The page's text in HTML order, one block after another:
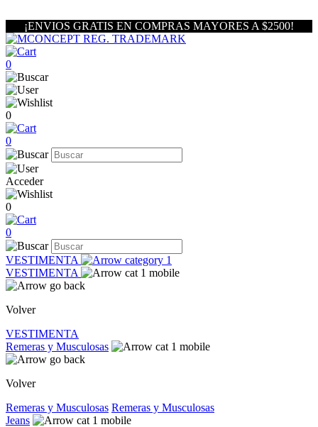
¡ENVIOS GRATIS EN COMPRAS MAYORES A $2500!
0
0
0
Acceder
0
0
VESTIMENTA
VESTIMENTA
Volver
VESTIMENTA
Remeras y Musculosas
Volver
Remeras y Musculosas Remeras y Musculosas
Jeans